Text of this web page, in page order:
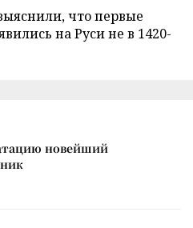
что первые
на Руси не в 1420-
новейший